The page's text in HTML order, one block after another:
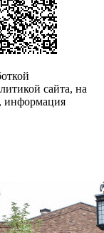
сайта, на
информация